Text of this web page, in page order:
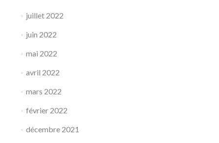
juillet 2022
juin 2022
mai 2022
avril 2022
mars 2022
février 2022
décembre 2021